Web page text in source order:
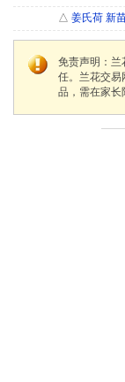
△ 姜氏荷 新
免责声明：兰
任。兰花交易
品，需在家长